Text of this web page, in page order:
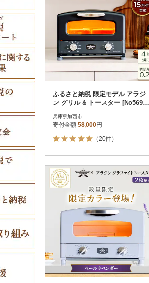
ふるさと納税 限定モデル アラジ
ン グリル & トースター [No5698-
兵庫県加西市
寄付金額 58,000円
（20件）